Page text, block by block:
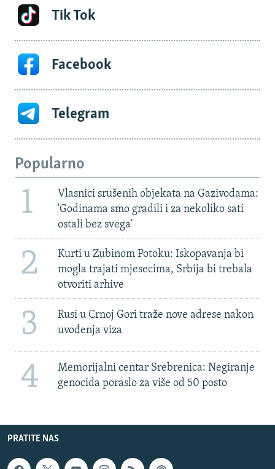
Tik Tok
Facebook
Telegram
Popularno
1
Vlasnici srušenih objekata na Gazivodama:
'Godinama smo gradili i za nekoliko sati
ostali bez svega'
2
Kurti u Zubinom Potoku: Iskopavanja bi
mogla trajati mjesecima, Srbija bi trebala
otvoriti arhive
3
Rusi u Crnoj Gori traže nove adrese nakon
uvođenja viza
4
Memorijalni centar Srebrenica: Negiranje
genocida poraslo za više od 50 posto
PRATITE NAS